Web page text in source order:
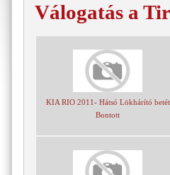
Válogatás a
KIA RIO 2011- Hátsó Lökhárító betét
Bontott